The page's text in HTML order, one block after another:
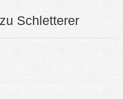
Schletterer